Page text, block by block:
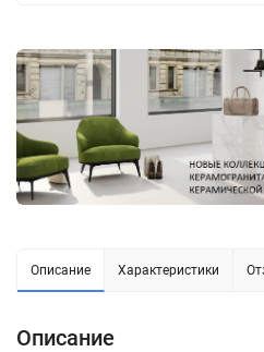
Описание Характеристики
Описание